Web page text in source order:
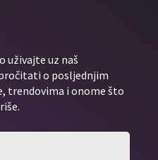
uživajte uz naš
o posljednjim
trendovima i onome što